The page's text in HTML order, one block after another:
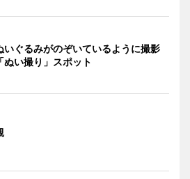
いぐるみがのぞいているように撮影
ぬい撮り」スポット